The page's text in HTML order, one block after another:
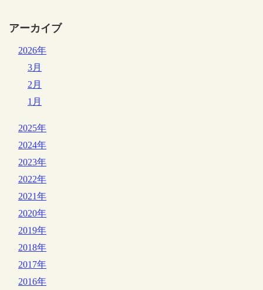
アーカイブ
2026年
3月
2月
1月
2025年
2024年
2023年
2022年
2021年
2020年
2019年
2018年
2017年
2016年